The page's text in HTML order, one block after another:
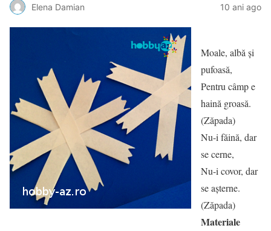
Elena Damian 10 ani ago
Moale, albă şi
pufoasă,
Pentru câmp e
haină groasă.
(Zăpada)
Nu-i făină, dar
se cerne,
Nu-i covor, dar
se aşterne.
(Zăpada)
Materiale